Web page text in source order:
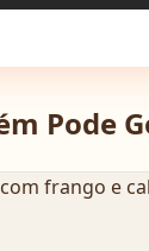
Pode